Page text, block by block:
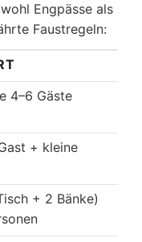
Engpässe als
Faustregeln:
4–6 Gäste
+ kleine
+ 2 Bänke)